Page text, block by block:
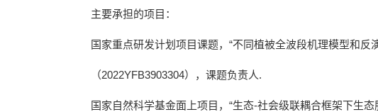
主要承担的项目：
国家重点研发计划项目课题，“不同植被全波段机理模型和反
（2022YFB3903304），课题负责人.
国家自然科学基金面上项目，“生态-社会级联耦合框架下生